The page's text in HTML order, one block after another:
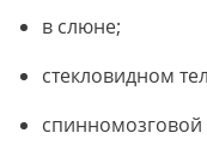
в слюне;
стекловидном
спинномозговой